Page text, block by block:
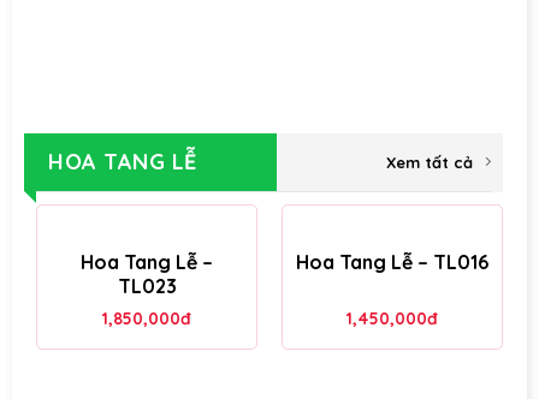
HOA TANG LỄ Xem tất cả
Hoa Tang Lễ –
TL023
1,850,000đ
Hoa Tang Lễ – TL016
1,450,000đ